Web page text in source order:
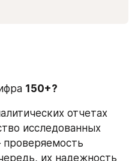
150+?
отчетах
исследованных
проверяемость
их надежность